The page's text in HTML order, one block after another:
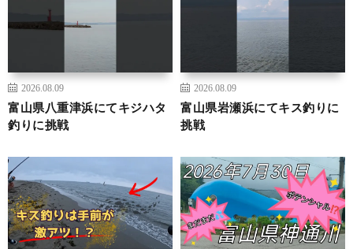
2026.08.09
富山県八重津浜にてキジハタ
釣りに挑戦
2026.08.09
富山県岩瀬浜にてキス釣りに
挑戦